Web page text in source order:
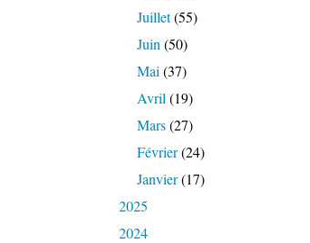
Juillet(55)
Juin (50)
Mai (37)
Avril (19)
Mars(27)
Février(24)
Janvier(17)
2025
2024